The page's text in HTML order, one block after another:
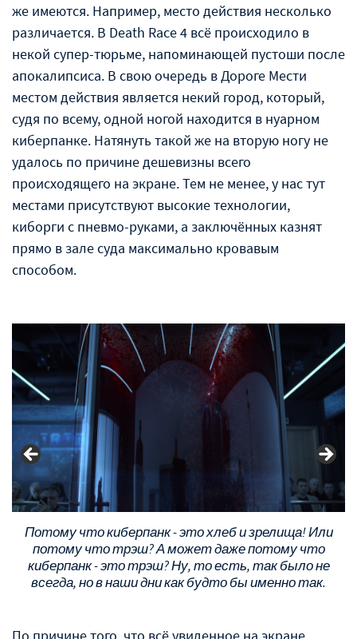
же имеются. Например, место действия несколько
различается. В Death Race 4 всё происходило в
некой супер-тюрьме, напоминающей пустоши после
апокалипсиса. В свою очередь в Дороге Мести
местом действия является некий город, который,
судя по всему, одной ногой находится в нуарном
киберпанке. Натянуть такой же на вторую ногу не
удалось по причине дешевизны всего
происходящего на экране. Тем не менее, у нас тут
местами присутствуют высокие технологии,
киборги с пневмо-руками, а заключённых казнят
прямо в зале суда максимально кровавым
способом.
Потому что киберпанк - это хлеб и зрелища! Или
потому что трэш? А может даже потому что
киберпанк - это трэш? Ну, то есть, так было не
всегда, но в наши дни как будто бы именно так.